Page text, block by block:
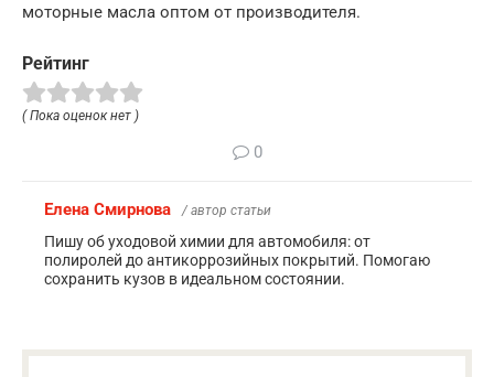
моторные масла оптом от производителя.
Рейтинг
( Пока оценок нет )
0
Елена Смирнова / автор статьи
Пишу об уходовой химии для автомобиля: от
полиролей до антикоррозийных покрытий. Помогаю
сохранить кузов в идеальном состоянии.